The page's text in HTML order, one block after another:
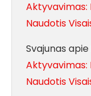
Aktyvavimas:
Naudotis
Svajunas apie
Aktyvavimas:
Naudotis